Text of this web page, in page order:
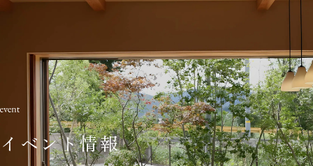
イベント情報